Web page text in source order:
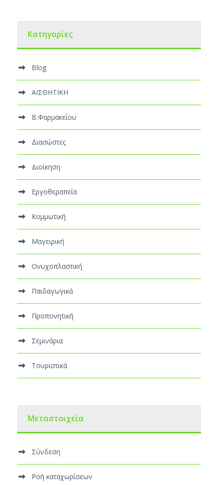
Kατηγορίες
Blog
ΑΙΣΘΗΤΙΚΗ
Β.Φαρμακείου
Διασώστες
Διοίκηση
Εργοθεραπεία
Κομμωτική
Μαγειρική
Ονυχοπλαστική
Παιδαγωγικά
Προπονητική
Σεμινάρια
Τουριστικά
Μεταστοιχεία
Σύνδεση
Ροή καταχωρίσεων